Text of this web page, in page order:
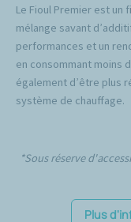
Le Fioul Premier est un
mélange savant
performances et un
en consommant moins
également d’être plus
système de chauffage.
*Sous réserve
Plus